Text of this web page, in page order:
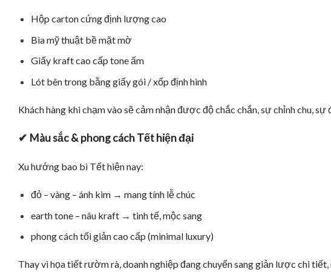
Hộp carton cứng định lượng cao
Bìa mỹ thuật bề mặt mờ
Giấy kraft cao cấp tone ấm
Lót bên trong bằng giấy gói / xốp định hình
Khách hàng khi chạm vào sẽ cảm nhận được độ chắc chắn,sự chỉnh chu,sự
✔ Màu sắc & phong cách Tết hiện đại
Xu hướng bao bì Tết hiện nay:
đỏ – vàng – ánh kim → mang tính lễ chúc
earth tone – nâu kraft → tinh tế, mộc sang
phong cách tối giản cao cấp (minimal luxury)
Thay vì họa tiết rườm rà, doanh nghiệp đang chuyển sang giản lược chi